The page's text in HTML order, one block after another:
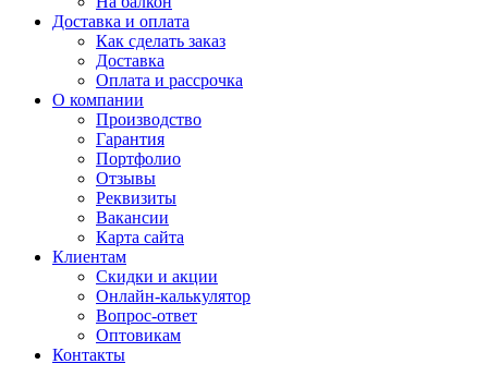
Доставка и оплата
Как сделать заказ
Доставка
Оплата и рассрочка
О компании
Производство
Гарантия
Портфолио
Отзывы
Реквизиты
Вакансии
Карта сайта
Клиентам
Скидки и акции
Онлайн-калькулятор
Вопрос-ответ
Оптовикам
Контакты